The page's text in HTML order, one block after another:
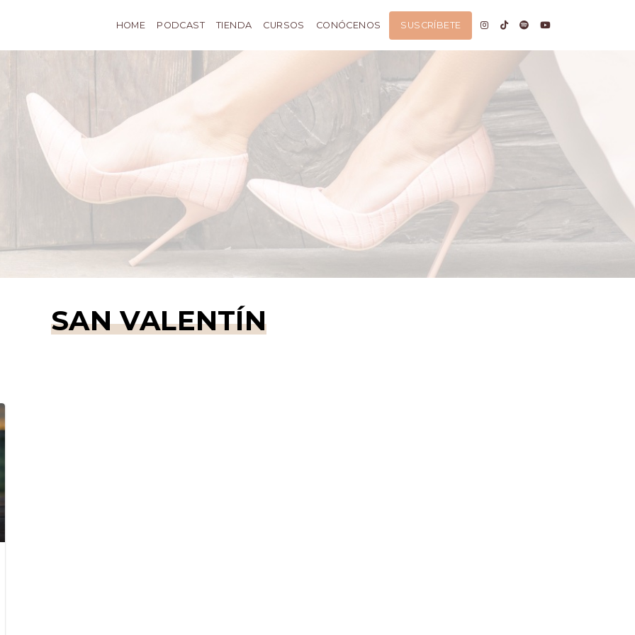
HOME PODCAST TIENDA CURSOS CONÓCENOS SUSCRÍBETE
SAN VALENTÍN